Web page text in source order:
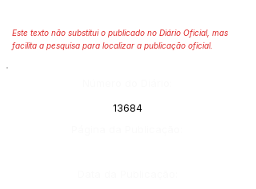
Este texto não substitui o publicado no Diário Oficial, mas
facilita a pesquisa para localizar a publicação oficial.
13684